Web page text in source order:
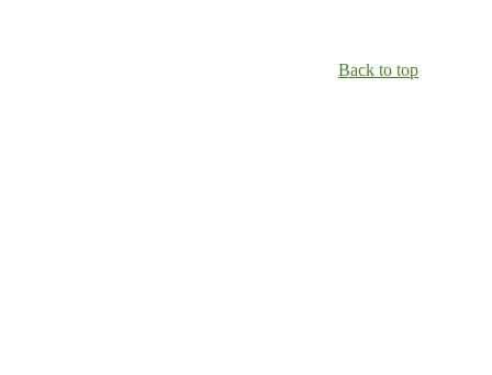
Back to top